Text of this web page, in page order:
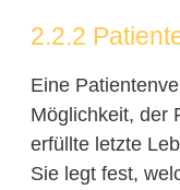
2.2.2
Eine
Möglichkeit, der
erfüllte letzte
Sie legt fest,